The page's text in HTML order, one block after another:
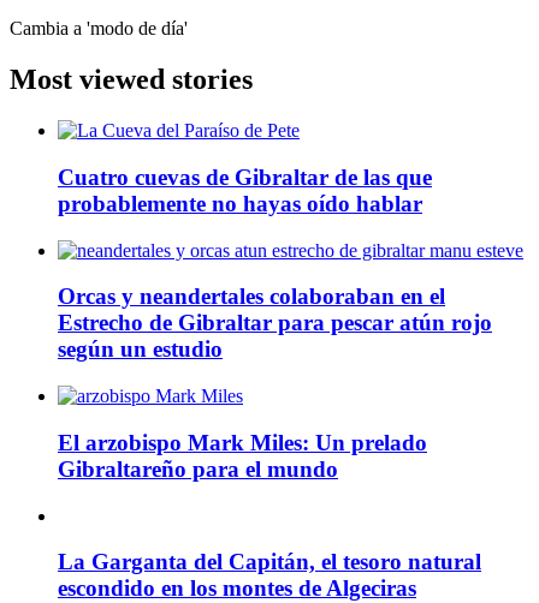
Cambia a 'modo de día'
Most viewed stories
Cuatro cuevas de Gibraltar de las que
probablemente no hayas oído hablar
Orcas y neandertales colaboraban en el
Estrecho de Gibraltar para pescar atún rojo
según un estudio
El arzobispo Mark Miles: Un prelado
Gibraltareño para el mundo
La Garganta del Capitán, el tesoro natural
escondido en los montes de Algeciras